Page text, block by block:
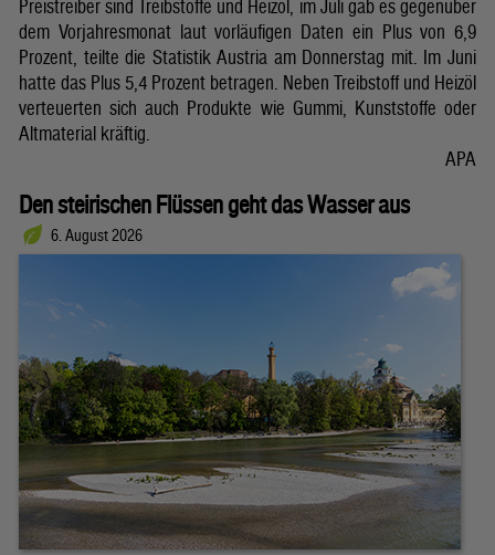
Preistreiber sind Treibstoffe und Heizöl, im Juli gab es gegenüber
dem Vorjahresmonat laut vorläufigen Daten ein Plus von 6,9
Prozent, teilte die Statistik Austria am Donnerstag mit. Im Juni
hatte das Plus 5,4 Prozent betragen. Neben Treibstoff und Heizöl
verteuerten sich auch Produkte wie Gummi, Kunststoffe oder
Altmaterial kräftig.
APA
Den steirischen Flüssen geht das Wasser aus
6. August 2026